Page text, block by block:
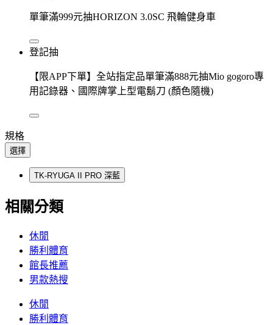
單筆滿999元抽HORIZON 3.0SC 飛輪健身車
登記抽
【限APP下單】全站指定品單筆滿888元抽Mio gogoro專
用記錄器、國際牌掌上型電鬍刀 (顏色隨機)
規格
選擇
TK-RYUGA II PRO 深藍
相關分類
休閒
勝利體育
館長推薦
男款熱搜
休閒
勝利體育